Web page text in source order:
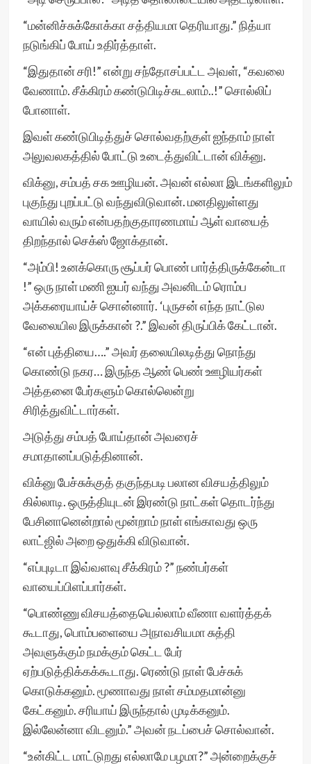
“மன்னிச்சுக்கோக்கா சத்தியமா தெரியாது.” நித்யா
நடுங்கிப் போய் உதிர்த்தாள்.
“இதுதான் சரி!” என்று சந்தோசப்பட்ட அவள், “கவலை
வேணாம். சீக்கிரம் கண்டுபிடிச்சுடலாம்..!” சொல்லிப்
போனாள்.
இவள் கண்டுபிடித்துச் சொல்வதற்குள் ஐந்தாம் நாள்
அலுவலகத்தில் போட்டு உடைத்துவிட்டான் விக்னு.
விக்னு, சம்பத் சக ஊழியன். அவன் எல்லா இடங்களிலும்
புகுந்து புறப்பட்டு வந்துவிடுவான். மனதிலுள்ளது
வாயில் வரும் என்பதற்குதாரணமாய் ஆள் வாயைத்
திறந்தால் செக்ஸ் ஜோக்தான்.
“அம்பி! உனக்கொரு சூப்பர் பொண் பார்த்திருக்கேன்டா
!” ஒரு நாள் மணி ஐயர் வந்து அவனிடம் ரொம்ப
அக்கரையாய்ச் சொன்னார். ‘புருசன் எந்த நாட்டுல
வேலையில இருக்கான் ?.” இவன் திருப்பிக் கேட்டான்.
“என் புத்தியை….” அவர் தலையிலடித்து நொந்து
கொண்டு நகர… இருந்த ஆண் பெண் ஊழியர்கள்
அத்தனை பேர்களும் கொல்லென்று
சிரித்துவிட்டார்கள்.
அடுத்து சம்பத் போய்தான் அவரைச்
சமாதானப்படுத்தினான்.
விக்னு பேச்சுக்குத் தகுந்தபடி பலான விசயத்திலும்
கில்லாடி. ஒருத்தியுடன் இரண்டு நாட்கள் தொடர்ந்து
பேசினானென்றால் மூன்றாம் நாள் எங்காவது ஒரு
லாட்ஜில் அறை ஒதுக்கி விடுவான்.
“எப்புடிடா இவ்வளவு சீக்கிரம் ?” நண்பர்கள்
வாயைப்பிளப்பார்கள்.
“பொண்ணு விசயத்தையெல்லாம் வீணா வளர்த்தக்
கூடாது, பொம்பளையை அநாவசியமா சுத்தி
அவளுக்கும் நமக்கும் கெட்ட பேர்
ஏற்படுத்திக்கக்கூடாது. ரெண்டு நாள் பேச்சுக்
கொடுக்கனும். மூணாவது நாள் சம்மதமான்னு
கேட்கனும். சரியாய் இருந்தால் முடிக்கனும்.
இல்லேன்னா விடனும்.” அவன் நடப்பைச் சொல்வான்.
“உன்கிட்ட மாட்டுறது எல்லாமே பழமா?” அன்றைக்குச்